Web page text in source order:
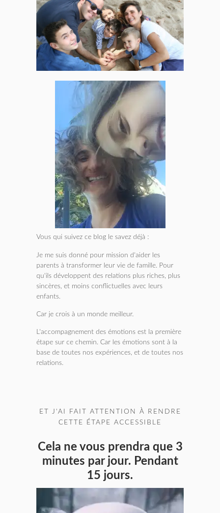
Vous qui suivez ce blog le savez déjà :
Je me suis donné pour mission d'aider les
parents à transformer leur vie de famille. Pour
qu'ils développent des relations plus riches, plus
sincères, et moins conflictuelles avec leurs
enfants.
Car je crois à un monde meilleur.
L'accompagnement des émotions est la première
étape sur ce chemin. Car les émotions sont à la
base de toutes nos expériences, et de toutes nos
relations.
ET J'AI FAIT ATTENTION À RENDRE
CETTE ÉTAPE ACCESSIBLE
Cela ne vous prendra que 3
minutes par jour. Pendant
15 jours.